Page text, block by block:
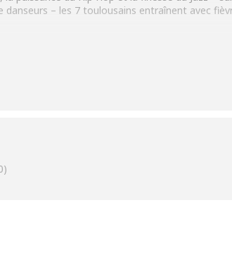
danseurs – les 7 toulousains entraînent avec